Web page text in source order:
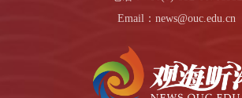
Email：news@ouc.edu.cn